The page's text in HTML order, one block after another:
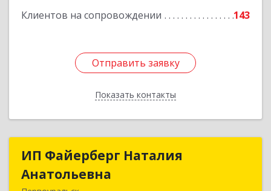
Клиентов на сопровождении 143
Отправить заявку
Показать контакты
Отправить заявку
Назад
ИП Файерберг Наталия
Анатольевна
ИП Файерберг Наталия